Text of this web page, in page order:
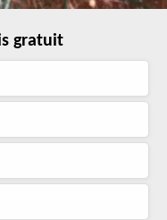
gratuit